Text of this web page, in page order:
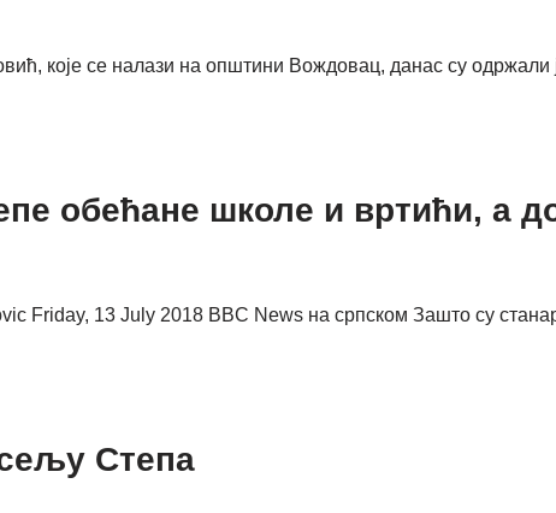
које се налази на општини Вождовац, данас су одржали
обећане школе и вртићи, а
Friday, 13 July 2018 BBC News на српском Зашто су
Степа